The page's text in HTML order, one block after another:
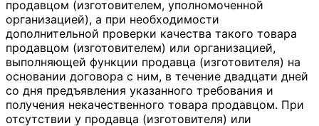
продавцом (изготовителем, уполномоченной
организацией), а при необходимости
дополнительной проверки качества такого товара
продавцом (изготовителем) или организацией,
выполняющей функции продавца (изготовителя) на
основании договора с ним, в течение двадцати дней
со дня предъявления указанного требования и
получения некачественного товара продавцом. При
отсутствии у продавца (изготовителя) или